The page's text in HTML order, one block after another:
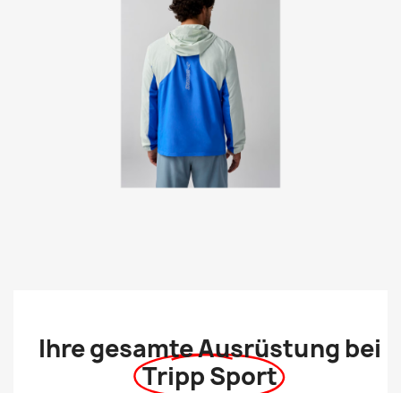
Ihre gesamte Ausrüstung bei
Tripp Sport